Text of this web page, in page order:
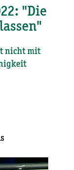
"Die
nicht mit